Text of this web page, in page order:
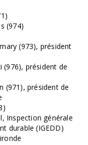
(974)
(973), président
(976), président de
(971), président de
Inspection générale
durable (IGEDD)